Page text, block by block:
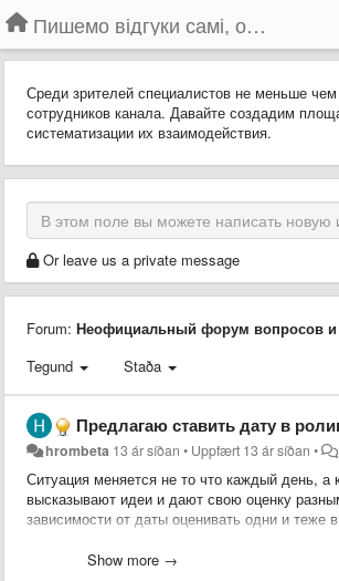
Пишемо відгуки самі, обговорюємо інші ідеї та пропозиції до Громадського Телебачення
Среди зрителей специалистов не меньше
сотрудников канала. Давайте создадим
систематизации их взаимодействия.
Or leave us a private message
Forum: Неофициальный форум вопросов и
Tegund
Staða
Предлагаю ставить дату в роликах с
hrombeta 13 ár síðan • Uppfært 13 ár síðan •
Ситуация меняется не то что каждый день, а
высказывают идеи и дают свою оценку
зависимости от даты оценивать одни и теже
Show more →